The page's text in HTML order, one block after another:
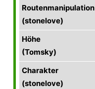
Routenmanipulation
(stonelove)
Höhe
(Tomsky)
Charakter
(stonelove)